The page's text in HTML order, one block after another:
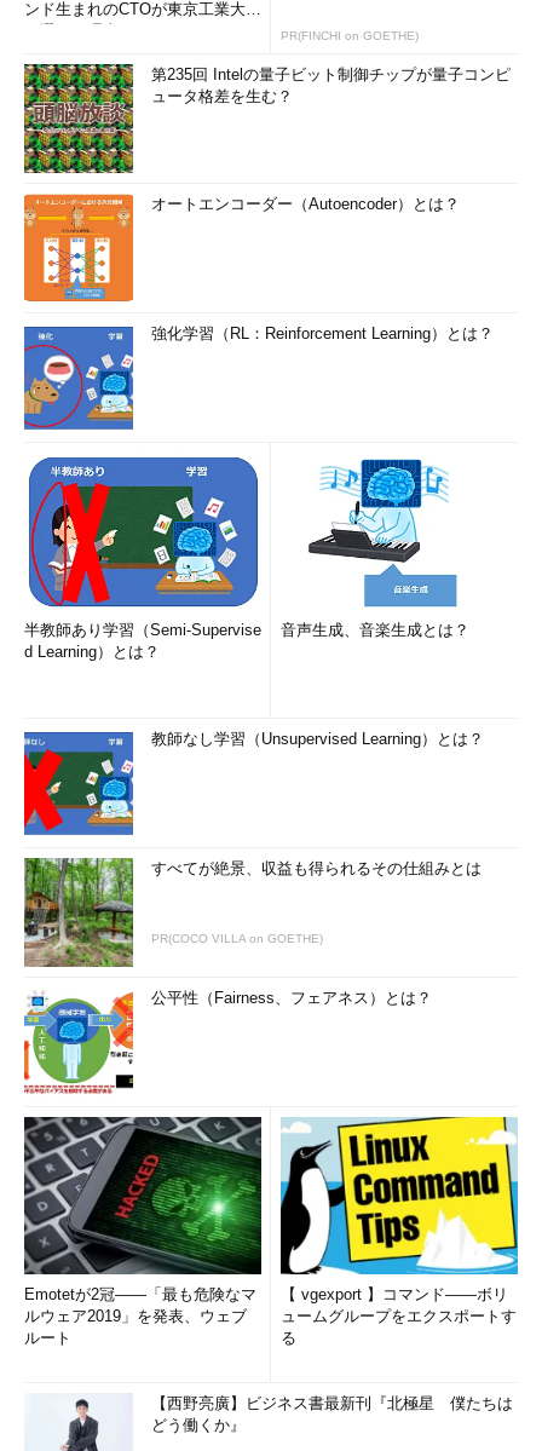
最近、北村氏のところを訪れる34、35歳の人の中には、「も
っと英語を勉強していればよかった……」と後悔する人も少なく
ないという。
コミュニケーション力が重視される時代
もともと、エンジニアにはスペシャリスト志向の強い人が多
ア像」は大きく変わりつつある。一エンジニアとして専門を究め
るつもりならまだしも、積極的に自分のキャリアを考えていくの
ならば、発想の転換が必要になってくる。
「これからのエンジニアはコミュニケーション能力が重要視さ
れてきます。例えばITコンサルタントなどは、そもそもコミュニ
ケーション能力がなければできません。顧客との折衝もどんどん
増えている中、コミュニケーション能力が非常に乏しい人は、ど
んな分野に行ったとしても不利です」
前段で紹介した英語力の高いエンジニアの場合も、単に英語が
うまいということだけでなく、「英語力を含めたコミュニケーシ
ョン力の高さ」が決め手になったと、北村氏は強調する。
30歳前後でリーダ
リア
「企業に紹介するときは、技術スキルや経験
などある程度のスペックがかなっていることが
前提なので、技術力以外の部分が重要なポイン
かとか、論理的に話せるかといった『コミュニ
ケーション能力』や、人への接し方、例えば人
に不快感を与えないとか、結局はそういう部分
なのです。特にコンサルタントを目指すのなら
チしませんから」
北村氏がコミュニケーション能力を見るために実践しているの
が、相談者に「プレゼンテーション」をしてもらうという手法。
の有無は一目瞭然だという。
「レジュメを見た後に本人のいままでの経験などを説明してい
ただきますが、コミュニケーション能力の高い人は、説明するの
もうまい。余計なことはいわずに、要領良くしっかりと大事なポ
イントだけ押さえて話すことができる。この能力は、面接時にも
生きるし、そうなれば当然、面接にも通りやすくなります。先ほ
どの方の場合、仮に英語力が中級程度だったとしても、コミュニ
ケーション能力の高さだけでも、採用されたかもしれません。逆
に、コミュニケーション能力に乏しい人は、話がだらだらしてい
るだけでなく、あっちにいったりこっちにいったり（笑）。この
辺りを企業側も細かくチェックしていることを十分に意識してほ
しいですね」
エンジニアからプリセールスへの転職も
従来のエンジニアの枠組みが変化しつつある中、最近は、「自
ンド生まれのCTOが東京工業大学
PR(FINCHI on GOETHE)
第235回 Intelの量子ビット制御チップが量子コンピ
ュータ格差を生む？
オートエンコーダー（Autoencoder）とは？
強化学習（RL：Reinforcement Learning）とは？
半教師あり学習（Semi-Supervise
d Learning）とは？
音声生成、音楽生成とは？
教師なし学習（Unsupervised Learning）とは？
すべてが絶景、収益も得られるその仕組みとは
PR(COCO VILLA on GOETHE)
公平性（Fairness、フェアネス）とは？
Emotetが2冠――「最も危険なマ
ルウェア2019」を発表、ウェブ
ルート
【 vgexport 】コマンド――ボリ
ュームグループをエクスポートす
る
【西野亮廣】ビジネス書最新刊『北極星 僕たちは
どう働くか』